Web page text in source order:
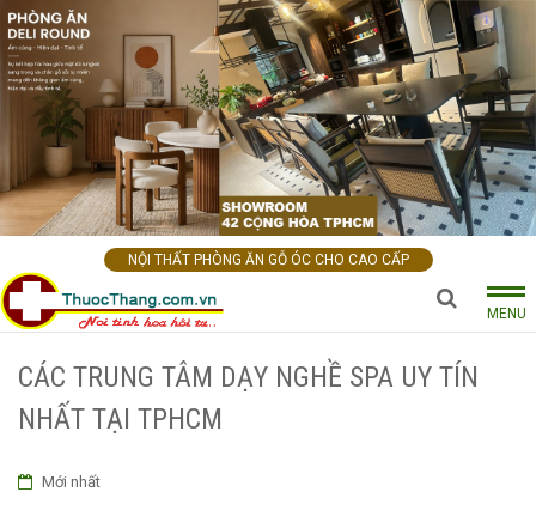
NỘI THẤT PHÒNG ĂN GỖ ÓC CHO CAO CẤP
MENU
CÁC TRUNG TÂM DẠY NGHỀ SPA UY TÍN
NHẤT TẠI TPHCM
Mới nhất